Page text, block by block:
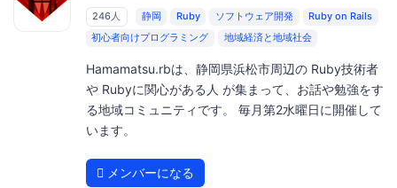
246人 静岡 Ruby ソフトウェア開発
Ruby on Rails
初心者向けプログラミング
地域経済と地域社会
Hamamatsu.rbは、静岡県浜松市周辺の Ruby技術者
や Rubyに関心がある人 が集まって、お話や勉強をす
る地域コミュニティです。 毎月第2水曜日に開催して
います。
メンバーになる